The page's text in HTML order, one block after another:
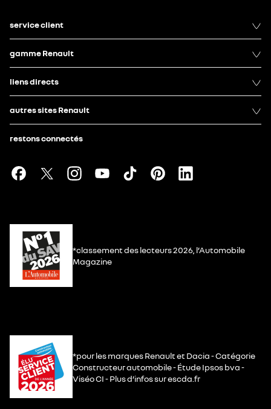
service client
gamme Renault
liens directs
autres sites Renault
restons connectés
*classement des lecteurs 2026, l’Automobile
Magazine
*pour les marques Renault et Dacia - Catégorie
Constructeur automobile - Étude Ipsos bva -
Viséo CI - Plus d’infos sur escda.fr